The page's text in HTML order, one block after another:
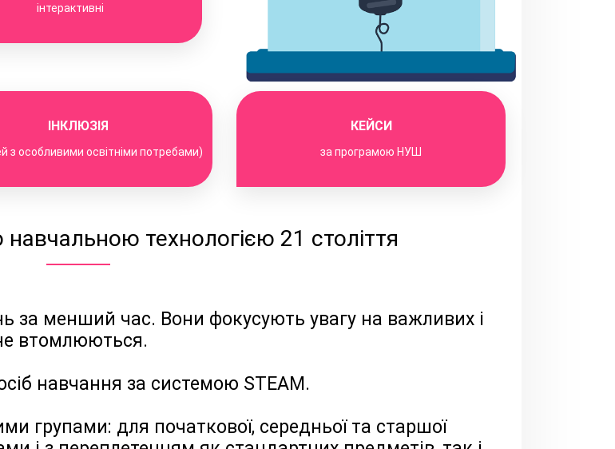
інтерактивні
ІНКЛЮЗІЯ
з особливими освітніми потребами)
КЕЙСИ
за програмою НУШ
технологією 21 століття
за менший час. Вони фокусують увагу на важливих і
втомлюються.
навчання за системою STEAM.
групами: для початкової, середньої та старшої